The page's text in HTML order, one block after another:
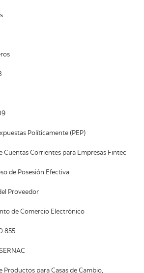
Políticamente (PEP)
Cuentas Corrientes para Empresas Fintec
de Posesión Efectiva
Proveedor
de Comercio Electrónico
Productos para Casas de Cambio,